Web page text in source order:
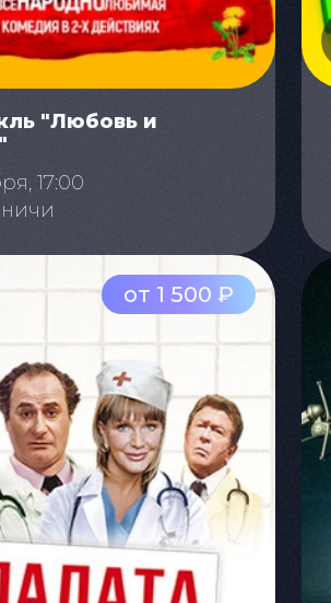
"Любовь и
17:00
от 1 500 ₽